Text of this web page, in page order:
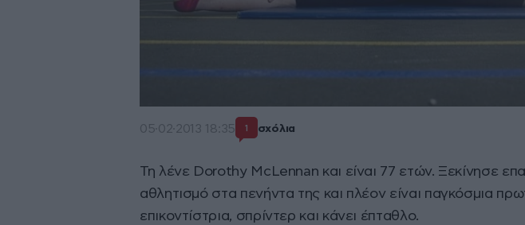
05·02·2013 18:35 1 σχόλια
Τη λένε Dorothy McLennan και είναι 77 ετών. Ξεκίνησε
αθλητισμό στα πενήντα της και πλέον είναι παγκόσμια
επικοντίστρια, σπρίντερ και κάνει έπταθλο.